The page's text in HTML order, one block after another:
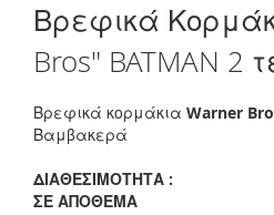
to
beginning
the
images
Βρεφικά
Bros" BATMAN 2
Βρεφικά κορμάκια Warner
Βαμβακερά
ΔΙΑΘΕΣΙΜΌΤΗΤΑ :
ΣΕ ΑΠΌΘΕΜΑ